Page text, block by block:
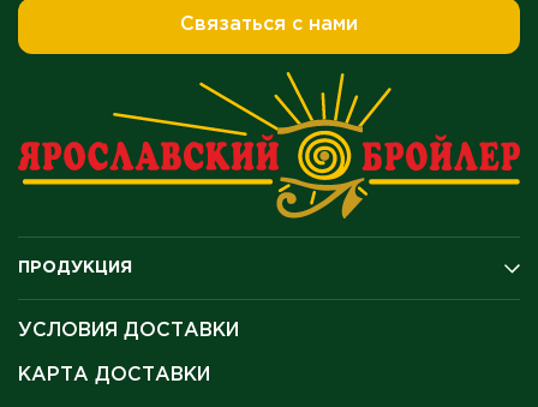
ПРОДУКЦИЯ
Подарочные карты
Полуфабрикаты и продукция для гриля
УСЛОВИЯ ДОСТАВКИ
КАРТА ДОСТАВКИ
Связаться с нами